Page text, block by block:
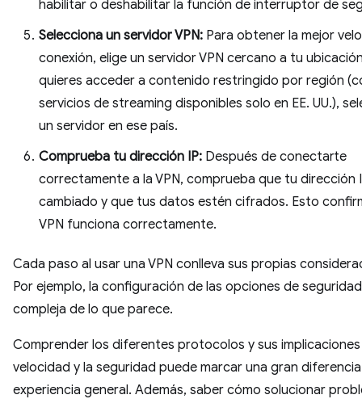
habilitar o deshabilitar la función de interruptor de
Selecciona un servidor VPN: Para obtener la mejor
conexión, elige un servidor VPN cercano a tu
quieres acceder a contenido restringido por región
servicios de streaming disponibles solo en EE. UU.),
un servidor en ese país.
Comprueba tu dirección IP: Después de conectarte
correctamente a la VPN, comprueba que tu dirección
cambiado y que tus datos estén cifrados. Esto
VPN funciona correctamente.
Cada paso al usar una VPN conlleva sus propias
Por ejemplo, la configuración de las opciones de
compleja de lo que parece.
Comprender los diferentes protocolos y sus implicaciones
velocidad y la seguridad puede marcar una gran
experiencia general. Además, saber cómo solucionar